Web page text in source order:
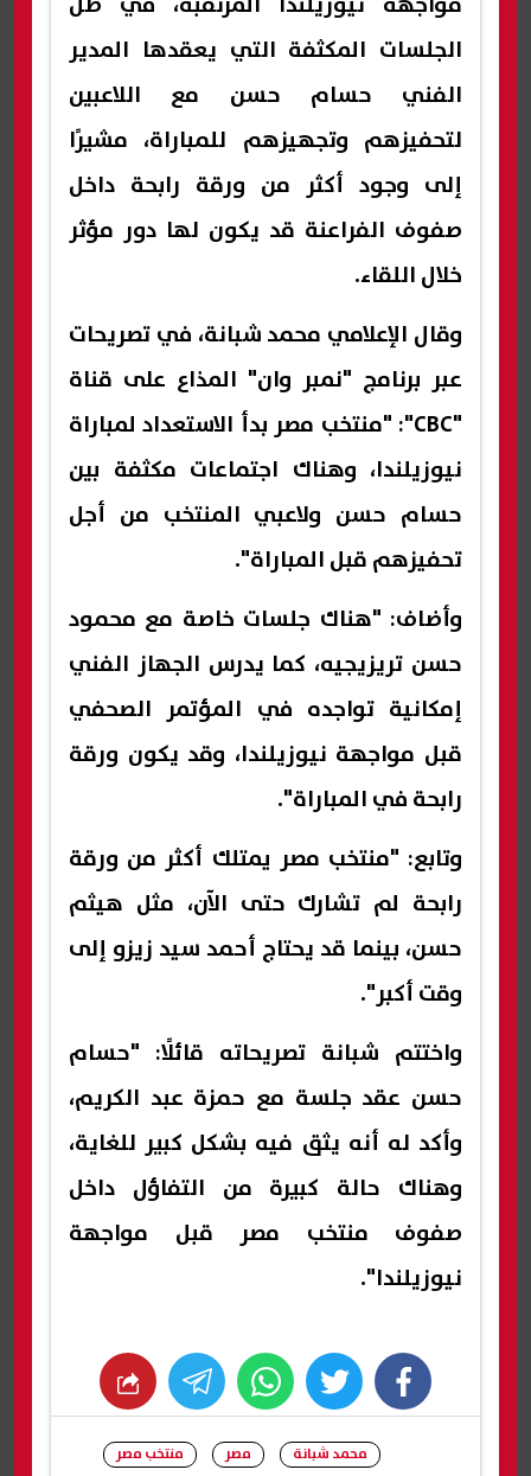
الجلسات المكثفة التي يعقدها المدير
الفني حسام حسن مع اللاعبين
لتحفيزهم وتجهيزهم للمباراة، مشيرًا
إلى وجود أكثر من ورقة رابحة داخل
صفوف الفراعنة قد يكون لها دور مؤثر
خلال اللقاء.
وقال الإعلامي محمد شبانة، في تصريحات
عبر برنامج "نمبر وان" المذاع على قناة
"CBC": "منتخب مصر بدأ الاستعداد لمباراة
نيوزيلندا، وهناك اجتماعات مكثفة بين
حسام حسن ولاعبي المنتخب من أجل
تحفيزهم قبل المباراة".
وأضاف: "هناك جلسات خاصة مع محمود
حسن تريزيجيه، كما يدرس الجهاز الفني
إمكانية تواجده في المؤتمر الصحفي
قبل مواجهة نيوزيلندا، وقد يكون ورقة
رابحة في المباراة".
وتابع: "منتخب مصر يمتلك أكثر من ورقة
رابحة لم تشارك حتى الآن، مثل هيثم
حسن، بينما قد يحتاج أحمد سيد زيزو إلى
وقت أكبر".
واختتم شبانة تصريحاته قائلًا: "حسام
حسن عقد جلسة مع حمزة عبد الكريم،
وأكد له أنه يثق فيه بشكل كبير للغاية،
وهناك حالة كبيرة من التفاؤل داخل
صفوف منتخب مصر قبل مواجهة
نيوزيلندا".
facebook
twitter
whats
محمد شبانة مصر
منتخب مصر